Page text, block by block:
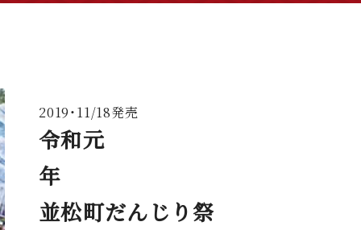
2019・11/18発売
令和元
年
並松町だんじり祭